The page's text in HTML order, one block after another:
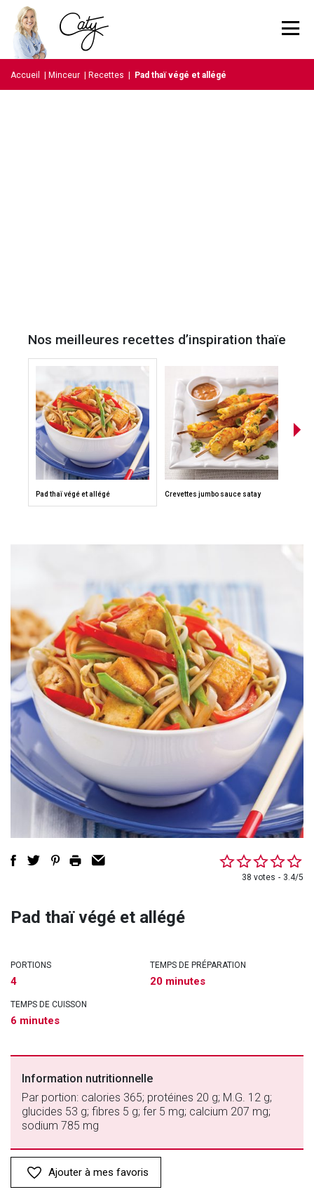
Accueil Minceur Recettes Pad thaï végé et allégé
Nos meilleures recettes d’inspiration thaïe
Pad thaï végé et allégé Crevettes jumbo sauce satay
38 votes 3.4/5
Pad thaï végé et allégé
PORTIONS
4
TEMPS DE PRÉPARATION
20 minutes
TEMPS DE CUISSON
6 minutes
Information nutritionnelle
Par portion: calories 365; protéines 20 g; M.G. 12 g;
glucides 53 g; fibres 5 g; fer 5 mg; calcium 207 mg;
sodium 785 mg
Ajouter à mes favoris